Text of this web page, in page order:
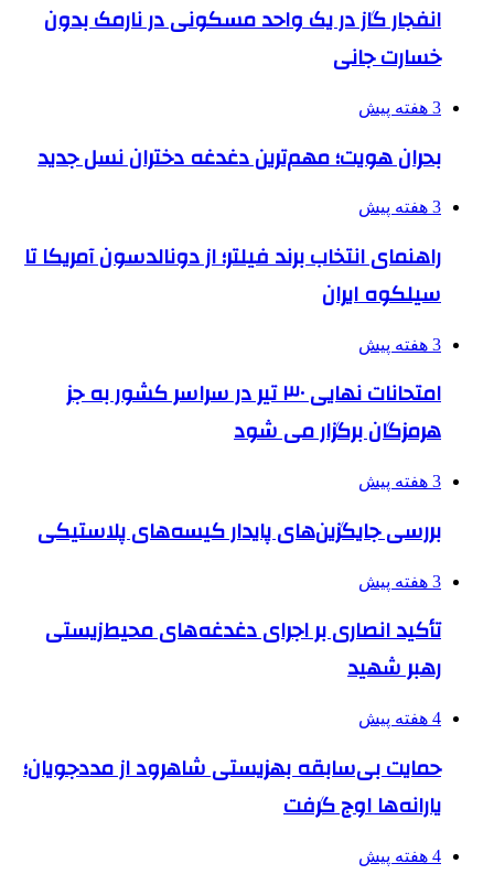
انفجار گاز در یک واحد مسکونی در نارمک بدون
خسارت جانی
3 هفته پیش
بحران هویت؛ مهم‌ترین دغدغه دختران نسل جدید
3 هفته پیش
راهنمای انتخاب برند فیلتر؛ از دونالدسون آمریکا تا
سیلکوه ایران
3 هفته پیش
امتحانات نهایی ۳۰ تیر در سراسر کشور به جز
هرمزگان برگزار می شود
3 هفته پیش
بررسی جایگزین‌های پایدار کیسه‌های پلاستیکی
3 هفته پیش
تأکید انصاری بر اجرای دغدغه‌های محیط‌زیستی
رهبر شهید
4 هفته پیش
حمایت بی‌سابقه بهزیستی شاهرود از مددجویان؛
یارانه‌ها اوج گرفت
4 هفته پیش